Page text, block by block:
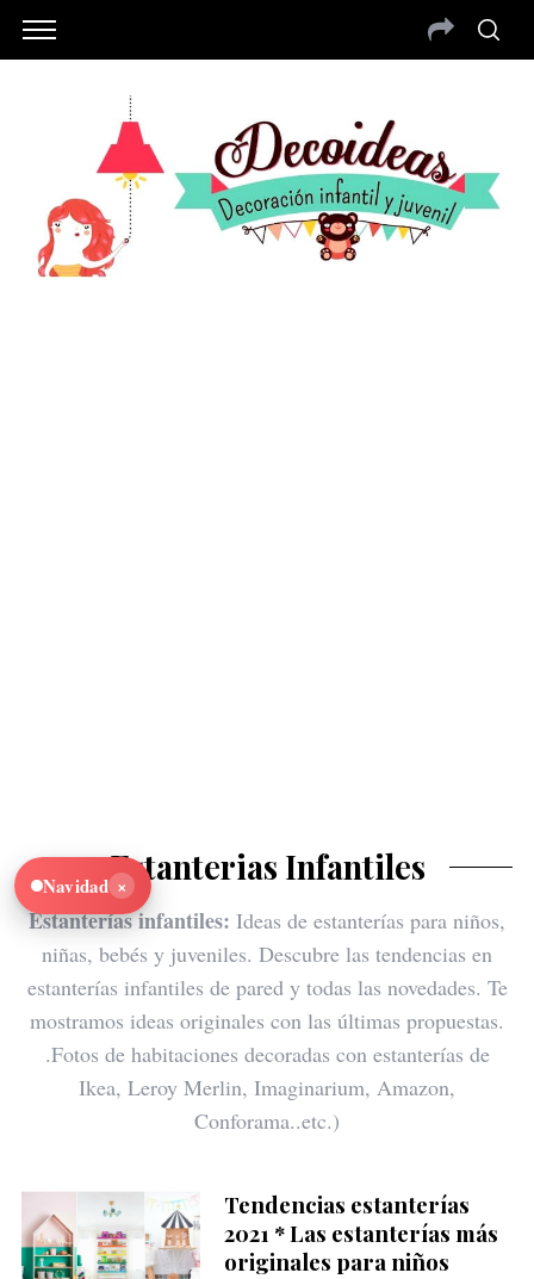
Estanterias Infantiles
Estanterías infantiles: Ideas de estanterías para niños,
niñas, bebés y juveniles. Descubre las tendencias en
estanterías infantiles de pared y todas las novedades. Te
mostramos ideas originales con las últimas propuestas.
.Fotos de habitaciones decoradas con estanterías de
Ikea, Leroy Merlin, Imaginarium, Amazon,
Conforama..etc.)
Tendencias estanterías
2021 * Las estanterías más
originales para niños
Navidad ×